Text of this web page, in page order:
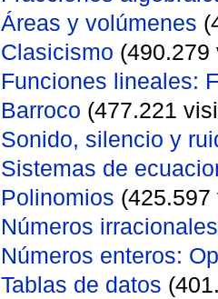
Áreas y volúmenes
Clasicismo (490.279
Funciones lineales:
Barroco (477.221
­Sonido, silencio y
Sistemas de
Polinomios
Números irracionales
Números enteros:
Tablas de datos